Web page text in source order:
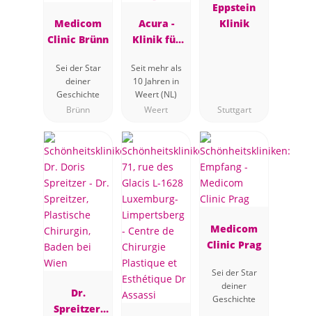
Medicom
Clinic Brünn
Sei der Star
deiner
Geschichte
Brünn
Acura -
Klinik für
Chirurgie
Seit mehr als
10 Jahren in
Weert (NL)
Weert
Eppstein
Klinik
Stuttgart
Dr.
Spreitzer,
Medicom
Clinic Prag
Sei der Star
deiner
Geschichte